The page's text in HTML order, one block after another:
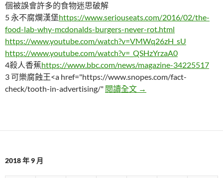
個被誤會許多的食物迷思破解
5 永不腐爛漢堡https://www.seriouseats.com/2016/02/the-
food-lab-why-mcdonalds-burgers-never-rot.html
https://www.youtube.com/watch?v=VMWq26zH_sU
https://www.youtube.com/watch?v=_QSHzYrzaA0
4殺人香蕉https://www.bbc.com/news/magazine-34225517
3 可樂腐蝕王<a href="https://www.snopes.com/fact-
check/tooth-in-advertising/" 閱讀全文 麥當勞漢堡可怕到不會
→
2018 年 9 月